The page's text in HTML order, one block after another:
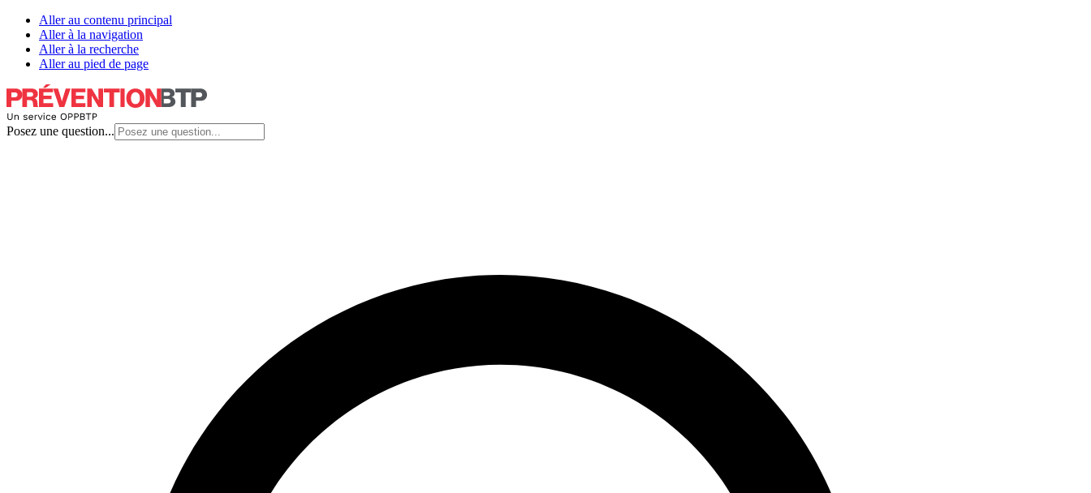
Aller au contenu principal
Aller à la navigation
Aller à la recherche
Aller au pied de page
Posez une question...